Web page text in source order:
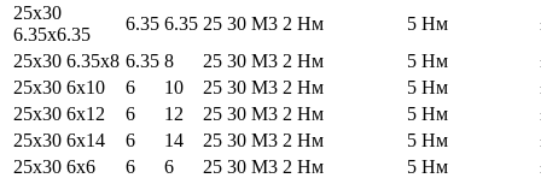
25х30
6.35х6.35
6.35 6.35 25 30 М3 2 Нм 5 Нм
25х30 6.35х8 6.35 8 25 30 М3 2 Нм 5 Нм
25х30 6х10
6 10 25 30 М3 2 Нм 5 Нм
25х30 6х12
6 12 25 30 М3 2 Нм 5 Нм
25х30 6х14
6 14 25 30 М3 2 Нм 5 Нм
25х30 6х6
6 6 25 30 М3 2 Нм 5 Нм